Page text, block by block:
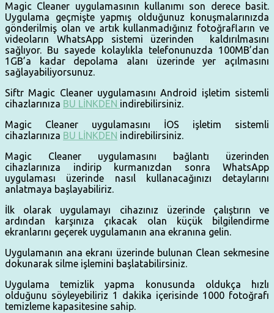
Magic Cleaner uygulamasının kullanımı son derece basit.
Uygulama geçmişte yapmış olduğunuz konuşmalarınızda
gönderilmiş olan ve artık kullanmadığınız fotoğrafların ve
videoların WhatsApp sistemi üzerinden kaldırılmasını
sağlıyor. Bu sayede kolaylıkla telefonunuzda 100MB’dan
1GB’a kadar depolama alanı üzerinde yer açılmasını
sağlayabiliyorsunuz.
Siftr Magic Cleaner uygulamasını Android işletim sistemli
cihazlarınıza BU LİNKDEN indirebilirsiniz.
Magic Cleaner uygulamasını İOS işletim sistemli
cihazlarınıza BU LİNKDEN indirebilirsiniz.
Magic Cleaner uygulamasını bağlantı üzerinden
cihazlarınıza indirip kurmanızdan sonra WhatsApp
uygulaması üzerinde nasıl kullanacağınızı detaylarını
anlatmaya başlayabiliriz.
İlk olarak uygulamayı cihazınız üzerinde çalıştırın ve
ardından karşınıza çıkacak olan küçük bilgilendirme
ekranlarını geçerek uygulamanın ana ekranına gelin.
Uygulamanın ana ekranı üzerinde bulunan Clean sekmesine
dokunarak silme işlemini başlatabilirsiniz.
Uygulama temizlik yapma konusunda oldukça hızlı
olduğunu söyleyebiliriz 1 dakika içerisinde 1000 fotoğrafı
temizleme kapasitesine sahip.